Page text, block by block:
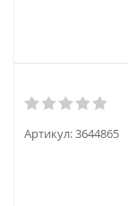
Артикул:3644865